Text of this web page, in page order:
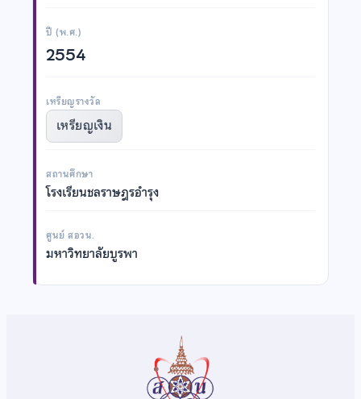
ปี (พ.ศ.)
2554
เหรียญรางวัล
เหรียญเงิน
สถานศึกษา
โรงเรียนชลราษฎรอำรุง
ศูนย์ สอวน.
มหาวิทยาลัยบูรพา